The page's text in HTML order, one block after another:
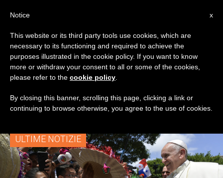
TAG
Posts Tagged
‘panama’
ULTIME NOTIZIE
x
Notice
This website or its third party tools use cookies, which are
necessary to its functioning and required to achieve the
purposes illustrated in the cookie policy. If you want to know
more or withdraw your consent to all or some of the cookies,
please refer to the cookie policy
By closing this banner, scrolling this page, clicking a link or
continuing to browse otherwise, you agree to the use of cookies.